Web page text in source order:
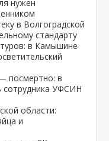
нужен
в Волгоградской
стандарту
в Камышине
посмертно: в
сотрудника УФСИН
области:
и